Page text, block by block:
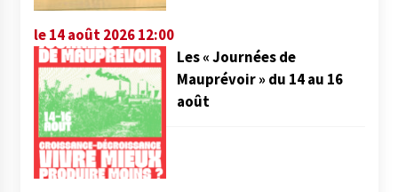
le 14 août 2026 12:00
Les « Journées de
Mauprévoir » du 14 au 16
août